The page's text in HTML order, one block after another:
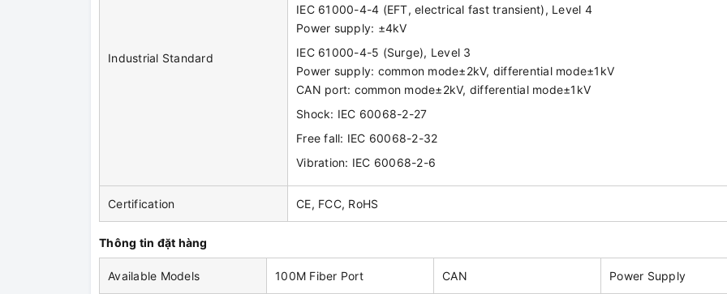
Industrial Standard
IEC 61000-4-4 (EFT, electrical fast transient), Level 4
Power supply: ±4kV
IEC 61000-4-5 (Surge), Level 3
Power supply: common mode±2kV, differential mode±1kV
CAN port: common mode±2kV, differential mode±1kV
Shock: IEC 60068-2-27
Free fall: IEC 60068-2-32
Vibration: IEC 60068-2-6
Certification CE, FCC, RoHS
Thông tin đặt hàng
Available Models 100M Fiber Port CAN Power Supply